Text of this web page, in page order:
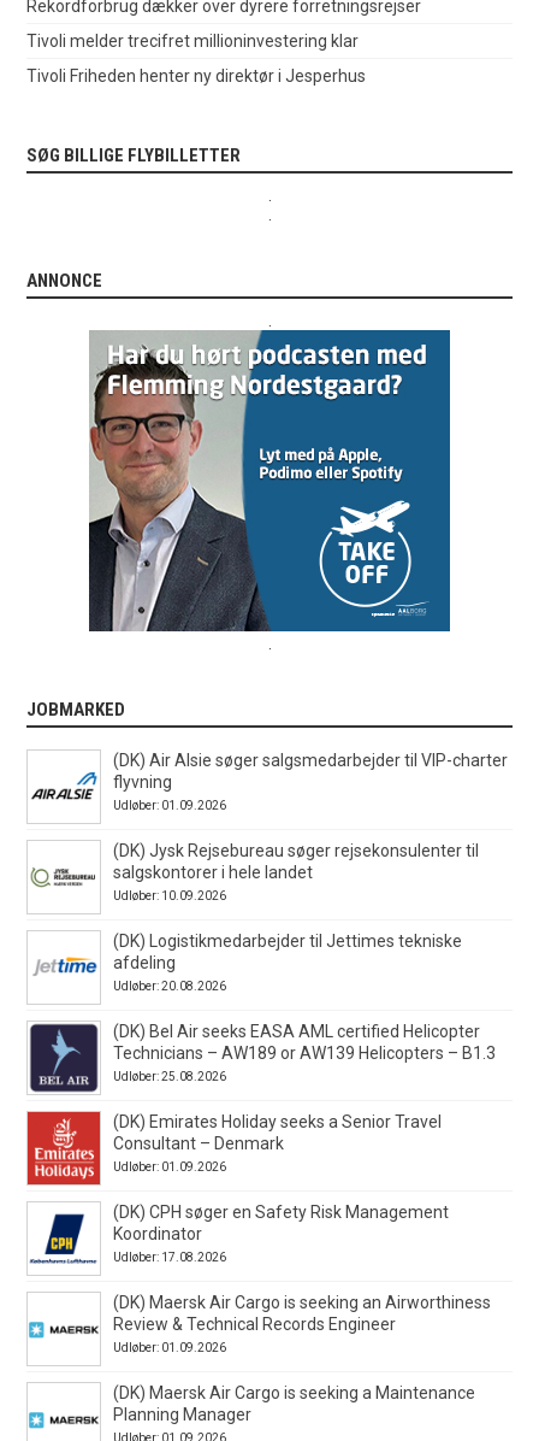
Rekordforbrug dækker over dyrere forretningsrejser
Tivoli melder trecifret millioninvestering klar
Tivoli Friheden henter ny direktør i Jesperhus
SØG BILLIGE FLYBILLETTER
ANNONCE
JOBMARKED
(DK) Air Alsie søger salgsmedarbejder til VIP-charter
flyvning
Udløber: 01.09.2026
(DK) Jysk Rejsebureau søger rejsekonsulenter til
salgskontorer i hele landet
Udløber: 10.09.2026
(DK) Logistikmedarbejder til Jettimes tekniske
afdeling
Udløber: 20.08.2026
(DK) Bel Air seeks EASA AML certified Helicopter
Technicians – AW189 or AW139 Helicopters – B1.3
Udløber: 25.08.2026
(DK) Emirates Holiday seeks a Senior Travel
Consultant – Denmark
Udløber: 01.09.2026
(DK) CPH søger en Safety Risk Management
Koordinator
Udløber: 17.08.2026
(DK) Maersk Air Cargo is seeking an Airworthiness
Review & Technical Records Engineer
Udløber: 01.09.2026
(DK) Maersk Air Cargo is seeking a Maintenance
Planning Manager
Udløber: 01.09.2026